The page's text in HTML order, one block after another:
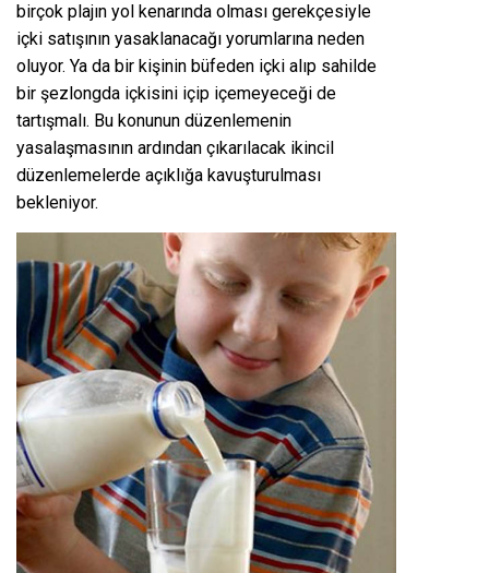
birçok plajın yol kenarında olması gerekçesiyle
içki satışının yasaklanacağı yorumlarına neden
oluyor. Ya da bir kişinin büfeden içki alıp sahilde
bir şezlongda içkisini içip içemeyeceği de
tartışmalı. Bu konunun düzenlemenin
yasalaşmasının ardından çıkarılacak ikincil
düzenlemelerde açıklığa kavuşturulması
bekleniyor.